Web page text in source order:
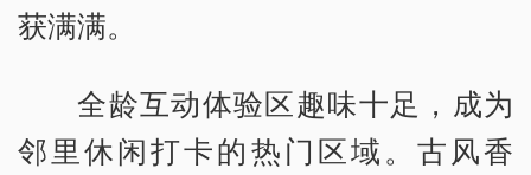
获满满。
全龄互动体验区趣味十足，成为
邻里休闲打卡的热门区域。古风香